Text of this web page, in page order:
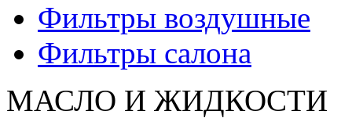
Фильтры воздушные
Фильтры салона
МАСЛО И ЖИДКОCТИ